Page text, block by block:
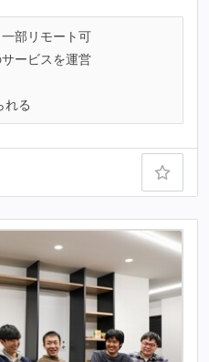
一部リモート可
ービスを運営
れる